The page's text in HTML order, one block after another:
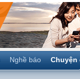
Nghề báo